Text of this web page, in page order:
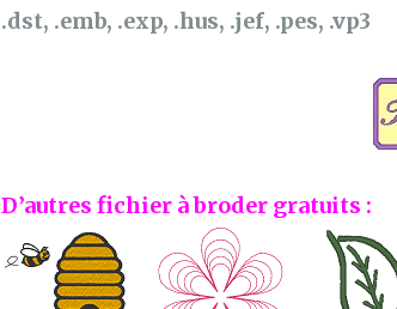
.dst, .emb, .exp, .hus, .jef, .pes, .vp3
D’autres fichier à broder gratuits :